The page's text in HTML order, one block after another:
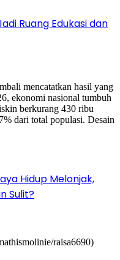
Ruang Edukasi dan
Hidup Melonjak,
Sulit?